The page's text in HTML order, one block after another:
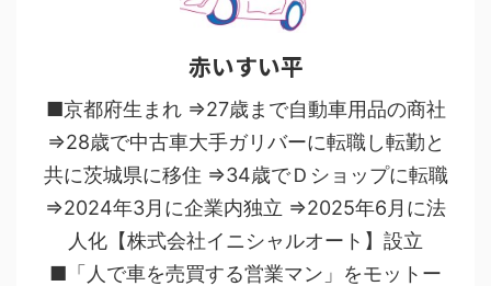
赤いすい平
■京都府生まれ ⇒27歳まで自動車用品の商社
⇒28歳で中古車大手ガリバーに転職し転勤と
共に茨城県に移住 ⇒34歳でＤショップに転職
⇒2024年3月に企業内独立 ⇒2025年6月に法
人化【株式会社イニシャルオート】設立
■「人で車を売買する営業マン」をモットー